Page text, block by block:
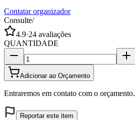
Contatar organizador
Consulte/
4.9·24 avaliações
QUANTIDADE
Adicionar ao Orçamento
Entraremos em contato com o orçamento.
Reportar este item